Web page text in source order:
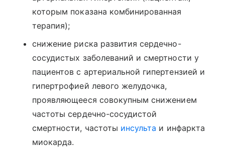
которым показана комбинированная
терапия);
снижение риска развития сердечно-
сосудистых заболеваний и смертности у
пациентов с артериальной гипертензией и
гипертрофией левого желудочка,
проявляющееся совокупным снижением
частоты сердечно-сосудистой
смертности, частоты инсульта и инфаркта
миокарда.